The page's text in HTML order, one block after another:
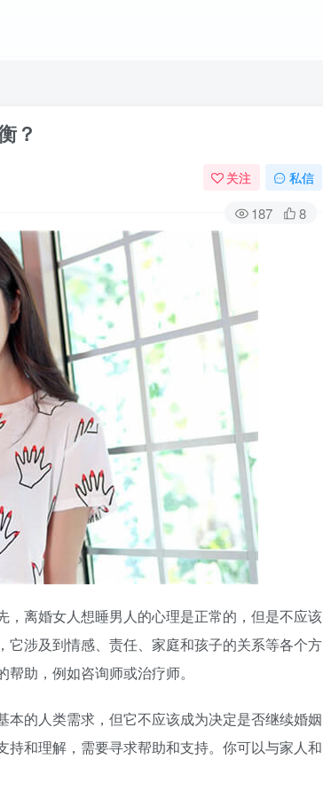
？
关注 私信
187 8
离婚女人想睡男人的心理是正常的，但是不应该
涉及到情感、责任、家庭和孩子的关系等各个方
助，例如咨询师或治疗师。
的人类需求，但它不应该成为决定是否继续婚姻
和理解，需要寻求帮助和支持。你可以与家人和